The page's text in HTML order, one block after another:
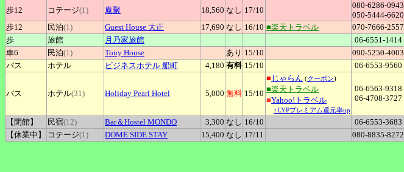
歩12
コテージ(1) 庵聚 18,560 なし 17/10
080-6286-0943
050-5444-6620
歩12
民泊(1) Guest House 大正 17,690 なし 16/10 ■楽天トラベル 070-7666-2557
歩
旅館 月乃家旅館 06-6551-1414
車6
民泊(1) Tony House あり 15/10 090-5250-4003
バス
ホテル ビジネスホテル 船町 4,180 有料 15/10 06-6553-9560
バス ホテル(31) Holiday Pearl Hotel 5,000 無料 15/10
■ じゃらん (クーポン)
■楽天トラベル
■Yahoo!トラベル
↑LYPプレミアム還元率up
06-6563-9318
06-4708-3727
【閉館】 民宿(12) Bar＆Hostel MONDO 3,300 なし 16/10 06-6553-3683
【休業中】
コテージ(1) DOME SIDE STAY 15,400 なし 17/11 080-8835-8272